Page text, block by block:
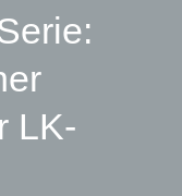
LK-